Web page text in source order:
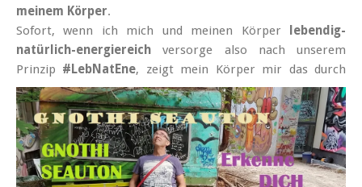
meinem Körper.
Sofort, wenn ich mich und meinen Körper
lebendig-
natürlich-energiereich versorge also nach unserem
Prinzip #LebNatEne, zeigt mein Körper mir das durch